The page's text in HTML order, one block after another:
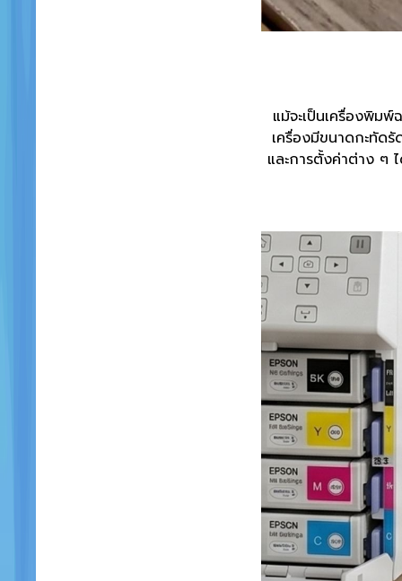
แม้จะเป็นเครื่องพิม
เครื่องมีขนาดกะทัด
และการตั้งค่าต่าง ๆ